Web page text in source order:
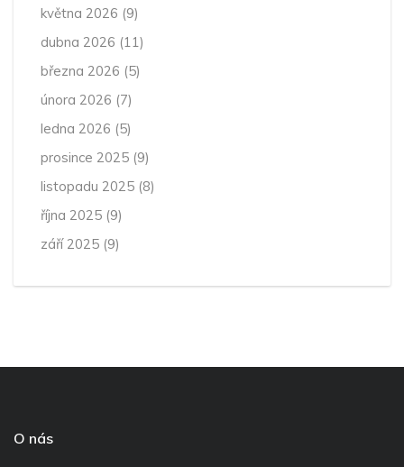
května 2026 (9)
dubna 2026 (11)
března 2026 (5)
února 2026 (7)
ledna 2026 (5)
prosince 2025 (9)
listopadu 2025 (8)
října 2025 (9)
září 2025 (9)
O nás